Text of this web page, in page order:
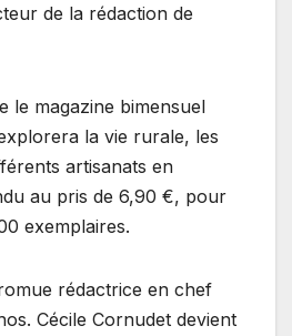
de la rédaction de
le magazine bimensuel
la vie rurale, les
artisanats en
au pris de 6,90 €, pour
exemplaires.
rédactrice en chef
Cécile Cornudet devient